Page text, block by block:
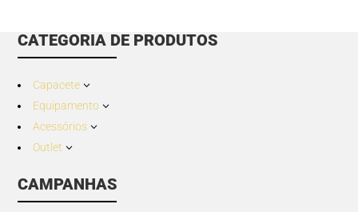
CATEGORIA DE PRODUTOS
Capacete 3
Equipamento 3
Acessórios 3
Outlet 3
CAMPANHAS